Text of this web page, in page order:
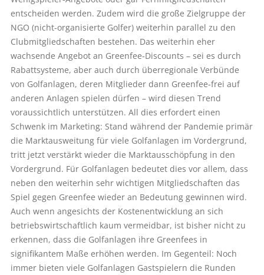
entscheiden werden. Zudem wird die große Zielgruppe der
NGO (nicht-organisierte Golfer) weiterhin parallel zu den
Clubmitgliedschaften bestehen. Das weiterhin eher
wachsende Angebot an Greenfee-Discounts – sei es durch
Rabattsysteme, aber auch durch überregionale Verbünde
von Golfanlagen, deren Mitglieder dann Greenfee-frei auf
anderen Anlagen spielen dürfen – wird diesen Trend
voraussichtlich unterstützen. All dies erfordert einen
Schwenk im Marketing: Stand während der Pandemie primär
die Marktausweitung für viele Golfanlagen im Vordergrund,
tritt jetzt verstärkt wieder die Marktausschöpfung in den
Vordergrund. Für Golfanlagen bedeutet dies vor allem, dass
neben den weiterhin sehr wichtigen Mitgliedschaften das
Spiel gegen Greenfee wieder an Bedeutung gewinnen wird.
Auch wenn angesichts der Kostenentwicklung an sich
betriebswirtschaftlich kaum vermeidbar, ist bisher nicht zu
erkennen, dass die Golfanlagen ihre Greenfees in
signifikantem Maße erhöhen werden. Im Gegenteil: Noch
immer bieten viele Golfanlagen Gastspielern die Runden